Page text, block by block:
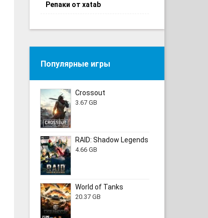
Репаки от xatab
Популярные игры
Crossout
3.67 GB
RAID: Shadow Legends
4.66 GB
World of Tanks
20.37 GB